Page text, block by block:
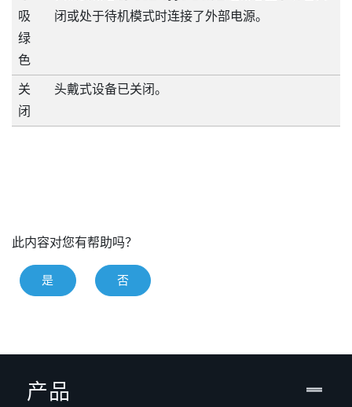
吸
绿
色
闭或处于待机模式时连接了外部电源。
关
闭
头戴式设备已关闭。
此内容对您有帮助吗？
是 否
产品